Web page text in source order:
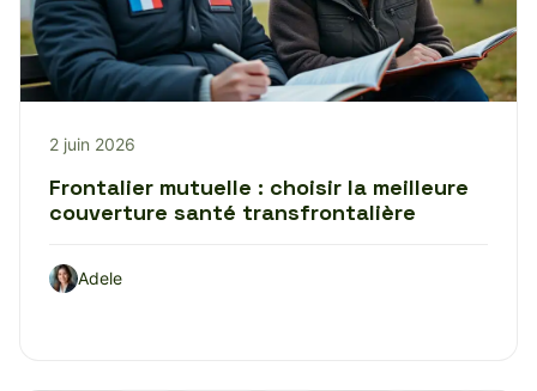
2 juin 2026
Frontalier mutuelle : choisir la meilleure
couverture santé transfrontalière
Adele